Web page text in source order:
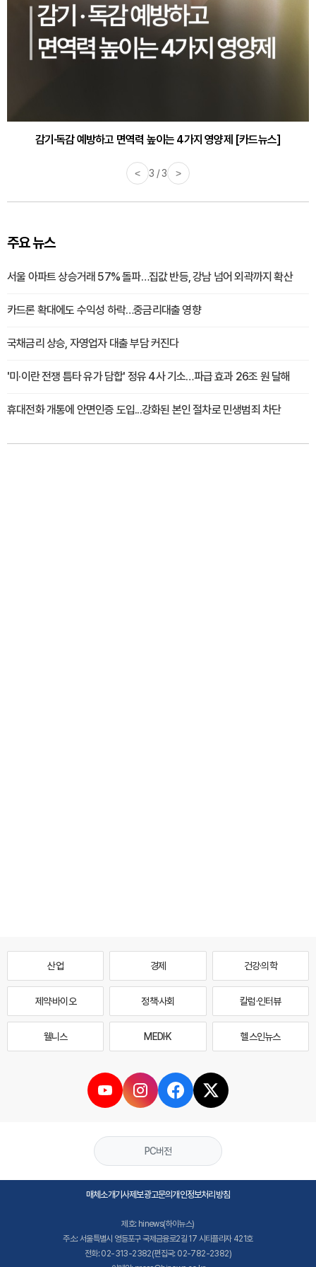
감기·독감 예방하고 면역력 높이는 4가지 영양제 [카드뉴스]
< 3 / 3 >
주요 뉴스
서울 아파트 상승거래 57% 돌파…집값 반등, 강남 넘어 외곽까지 확산
카드론 확대에도 수익성 하락…중금리대출 영향
국채금리 상승, 자영업자 대출 부담 커진다
'미·이란 전쟁 틈타 유가 담합' 정유 4사 기소…파급 효과 26조 원 달해
휴대전화 개통에 안면인증 도입...강화된 본인 절차로 민생범죄 차단
산업 경제 건강·의학
제약·바이오 정책·사회 칼럼·인터뷰
웰니스 MEDI·K 헬스인뉴스
PC버전
매체소개기사제보광고문의개인정보처리방침
제호: hinews(하이뉴스)
주소: 서울특별시 영등포구 국제금융로2길 17 시티플라자 421호
전화: 02-313-2382(편집국: 02-782-2382)